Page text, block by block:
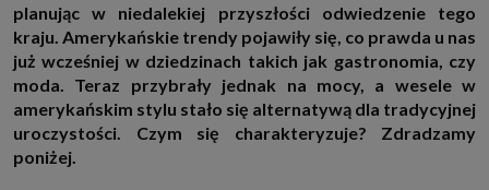
http://www.sagier.pl/
Jeżeli wyrazisz zgodę, o którą wyżej prosimy, administratorami Twoich
danych osobowych będą także nasi Zaufani Partnerzy. Listę Zaufanych
Partnerów możesz sprawdzić w każdym momencie na stronie naszej
polityki prywatnościi tam też zmodyfikować lub cofnąć swoje zgody.
Podstawa i cel przetwarzania
Twoje dane przetwarzamy w następujących celach:
1. Jeśli zawieramy z Tobą umowę o realizację danej usługi (np. usługi
planując w niedalekiej przyszłości odwiedzenie tego
kraju. Amerykańskie trendy pojawiły się, co prawda u nas
już wcześniej w dziedzinach takich jak gastronomia, czy
moda. Teraz przybrały jednak na mocy, a wesele w
amerykańskim stylu stało się alternatywą dla tradycyjnej
uroczystości. Czym się charakteryzuje? Zdradzamy
poniżej.